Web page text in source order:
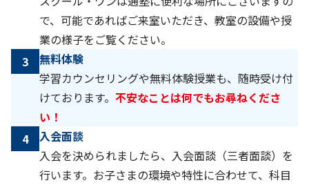
で、可能であればご来室いただき、教室の設備や授
業の様子をご覧ください。
3
無料体験
学習カウンセリングや無料体験授業も、随時受け付
けております。 不安なことは何でもお尋ねくださ
い！
4
入会面談
入会を決められましたら、入会面談（三者面談）を
行います。お子さまの環境や特性に合わせて、科目